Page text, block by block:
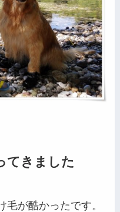
てきました
が酷かったです。